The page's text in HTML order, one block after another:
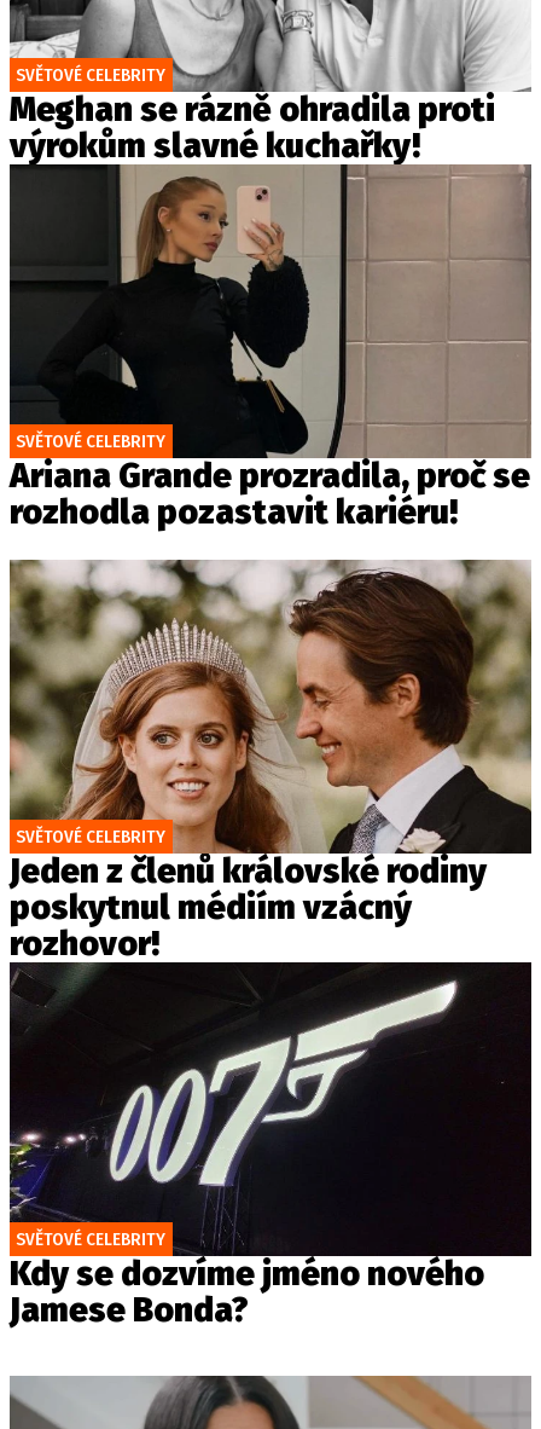
SVĚTOVÉ CELEBRITY
Meghan se rázně ohradila proti
výrokům slavné kuchařky!
SVĚTOVÉ CELEBRITY
Ariana Grande prozradila, proč se
rozhodla pozastavit kariéru!
SVĚTOVÉ CELEBRITY
Jeden z členů královské rodiny
poskytnul médiím vzácný
rozhovor!
SVĚTOVÉ CELEBRITY
Kdy se dozvíme jméno nového
Jamese Bonda?